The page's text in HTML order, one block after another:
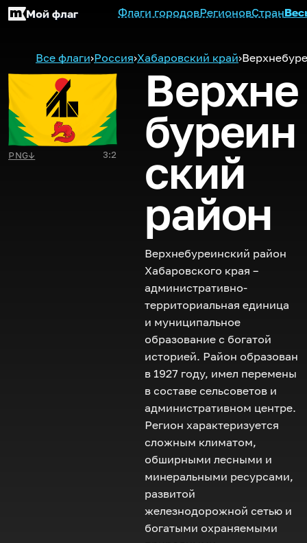
Мой флаг Флаги городовРегионовСтран
Все флаги›Россия›Хабаровский край›
PNG↓ 3:2
Верхне
буреин
ский
район
Верхнебуреинский район
Хабаровского края –
административно-
территориальная единица
и муниципальное
образование с богатой
историей. Район образован
в 1927 году, имел перемены
в составе сельсоветов и
административном центре.
Регион характеризуется
сложным климатом,
обширными лесными и
минеральными ресурсами,
развитой
железнодорожной сетью и
богатыми охраняемыми